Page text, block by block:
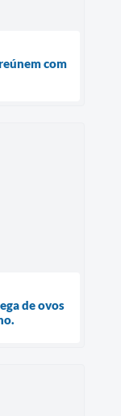
com
de ovos